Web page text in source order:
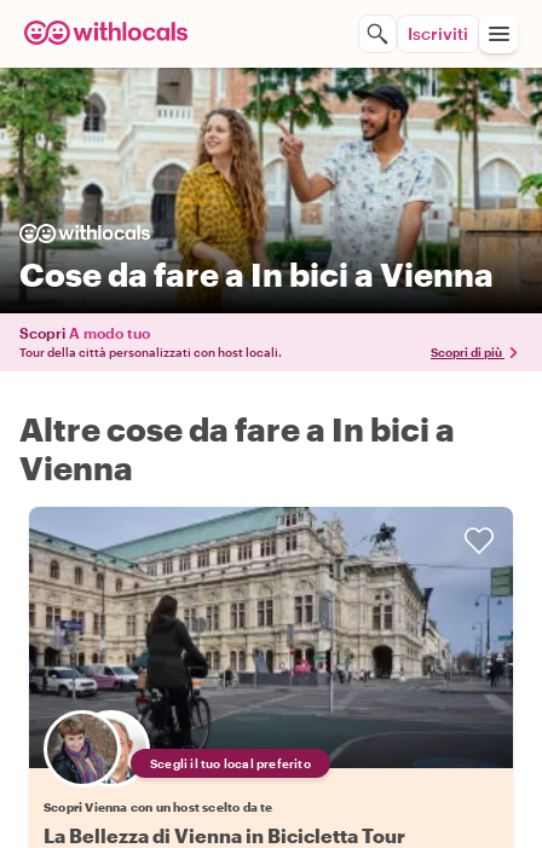
Iscriviti
Cose da fare a In bici a Vienna
Scopri A modo tuo
Tour della città personalizzati con host locali. Scopri di più
Altre cose da fare a In bici a
Vienna
Scegli il tuo local preferito
Scopri Vienna con un host scelto da te
La Bellezza di Vienna in Bicicletta Tour